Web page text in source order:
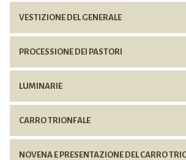
VESTIZIONE DEL GENERALE
PROCESSIONE DEI PASTORI
LUMINARIE
CARRO TRIONFALE
NOVENA E PRESENTAZIONE DEL CARRO